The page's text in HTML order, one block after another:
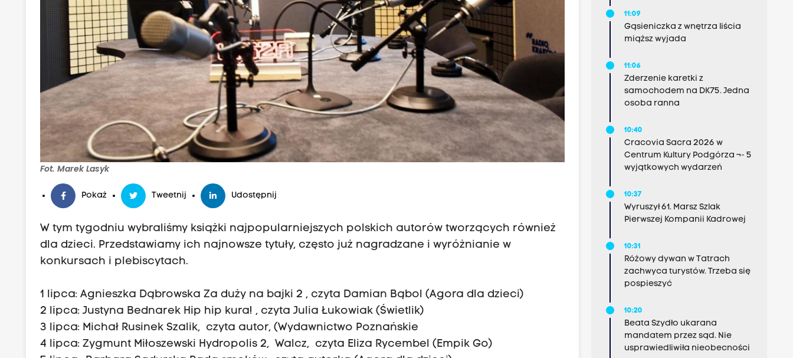
Fot. Marek Lasyk
Pokaż Tweetnij Udostępnij
W tym tygodniu wybraliśmy książki najpopularniejszych polskich autorów tworzących również
dla dzieci. Przedstawiamy ich najnowsze tytuły, często już nagradzane i wyróżnianie w
konkursach i plebiscytach.
1 lipca: Agnieszka Dąbrowska Za duży na bajki 2 , czyta Damian Bąbol (Agora dla dzieci)
2 lipca: Justyna Bednarek Hip hip kura! , czyta Julia Łukowiak (Świetlik)
3 lipca: Michał Rusinek Szalik, czyta autor, (Wydawnictwo Poznańskie
4 lipca: Zygmunt Miłoszewski Hydropolis 2, Walcz, czyta Eliza Rycembel (Empik Go)
11:09
Gąsieniczka z wnętrza liścia
miąższ wyjada
11:06
Zderzenie karetki z
samochodem na DK75. Jedna
osoba ranna
10:40
Cracovia Sacra 2026 w
Centrum Kultury Podgórza ¬- 5
wyjątkowych wydarzeń
10:37
Wyruszył 61. Marsz Szlak
Pierwszej Kompanii Kadrowej
10:31
Różowy dywan w Tatrach
zachwyca turystów. Trzeba się
pospieszyć
10:20
Beata Szydło ukarana
mandatem przez sąd. Nie
usprawiedliwiła nieobecności